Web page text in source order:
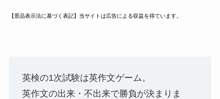
【景品表示法に基づく表記】当サイトは広告による収益を得ています。
英検の1次試験は英作文ゲーム。
英作文の出来・不出来で勝負が決まりま